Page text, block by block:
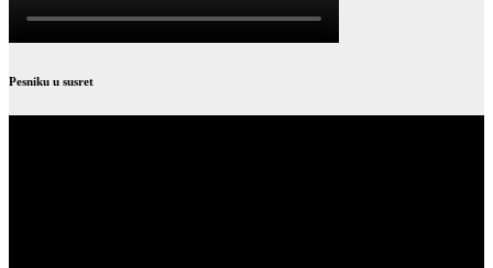
Pesniku u susret